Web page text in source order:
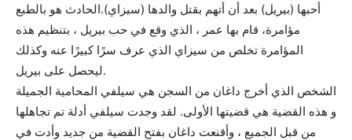
أحبها (بيريل) بعد أن أتهم بقتل والدها (سيزاي).الحادث هو بالطبع
مؤامرة، قام بها عمر ، الذي وقع في حب بيريل ، بتنظيم هذه
المؤامرة تخلص من سيزاي الذي عرف سرًا كبيرًا عنه وكذلك
ليحصل على بيريل.
الشخص الذي أخرج داغان من السجن هي سيلفي المحامية الجميلة
و هذه القضية هي قضيتها الأولى. لقد وجدت سيلفي أدلة تم تجاهلها
من قبل الجميع ، وأقنعت داغان بفتح القضية من جديد وأدت في